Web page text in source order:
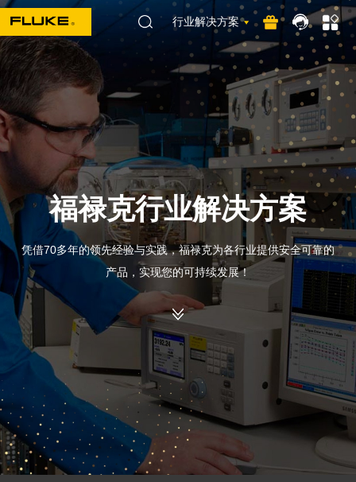
行业解决方案
福禄克行业解决方案
凭借70多年的领先经验与实践，福禄克为各行业提供安全可靠的
产品，实现您的可持续发展！